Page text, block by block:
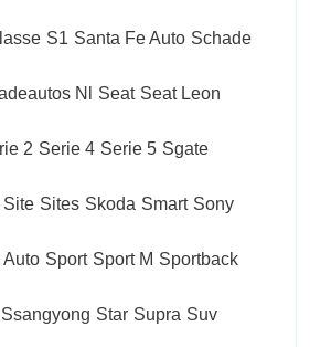
S1 Santa Fe Auto Schade
Nl Seat Seat Leon
2 Serie 4 Serie 5 Sgate
Site Sites Skoda Smart Sony
Auto Sport Sport M Sportback
Ssangyong Star Supra Suv